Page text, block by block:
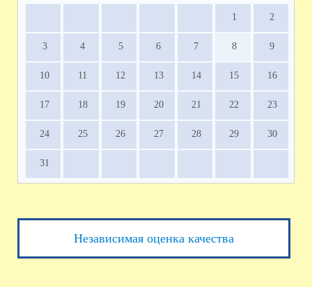
1 2
3 4 5 6 7 8 9
10 11 12 13 14 15 16
17 18 19 20 21 22 23
24 25 26 27 28 29 30
31
Независимая оценка качества